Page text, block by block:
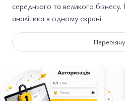
середнього та великого бізнесу.
аналітика в одному екрані.